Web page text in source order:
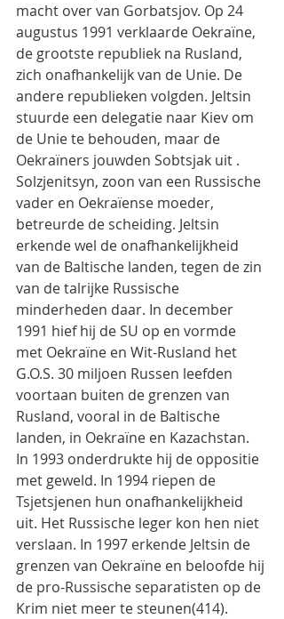
macht over van Gorbatsjov. Op 24
augustus 1991 verklaarde Oekraïne,
de grootste republiek na Rusland,
zich onafhankelijk van de Unie. De
andere republieken volgden. Jeltsin
stuurde een delegatie naar Kiev om
de Unie te behouden, maar de
Oekraïners jouwden Sobtsjak uit .
Solzjenitsyn, zoon van een Russische
vader en Oekraïense moeder,
betreurde de scheiding. Jeltsin
erkende wel de onafhankelijkheid
van de Baltische landen, tegen de zin
van de talrijke Russische
minderheden daar. In december
1991 hief hij de SU op en vormde
met Oekraïne en Wit-Rusland het
G.O.S. 30 miljoen Russen leefden
voortaan buiten de grenzen van
Rusland, vooral in de Baltische
landen, in Oekraïne en Kazachstan.
In 1993 onderdrukte hij de oppositie
met geweld. In 1994 riepen de
Tsjetsjenen hun onafhankelijkheid
uit. Het Russische leger kon hen niet
verslaan. In 1997 erkende Jeltsin de
grenzen van Oekraïne en beloofde hij
de pro-Russische separatisten op de
Krim niet meer te steunen(414).